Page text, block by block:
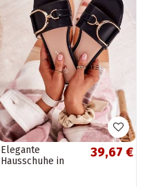
Elegante
Hausschuhe in
39,67 €